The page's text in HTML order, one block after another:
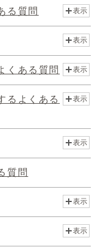
る質問 表示
表示
くある質問 表示
るよくある
表示
表示
質問
表示
表示